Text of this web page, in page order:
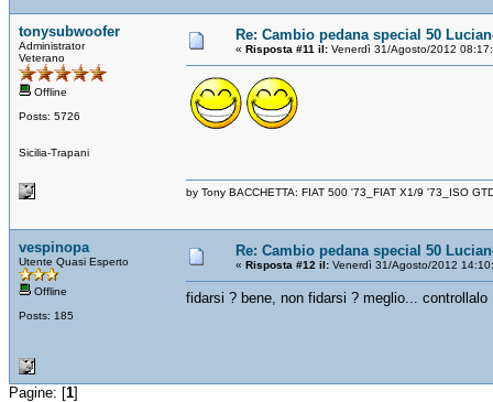
tonysubwoofer
Administrator
Veterano
Offline
Posts: 5726
Sicilia-Trapani
Re: Cambio pedana special 50
« Risposta #11 il: Venerdì 31/Agosto/2012
by Tony BACCHETTA: FIAT 500 '73_FIAT X1/9 '73_ISO
vespinopa
Utente Quasi Esperto
Offline
Posts: 185
Re: Cambio pedana special 50
« Risposta #12 il: Venerdì 31/Agosto/2012
fidarsi ? bene, non fidarsi ? meglio... controllalo
Pagine: [1]